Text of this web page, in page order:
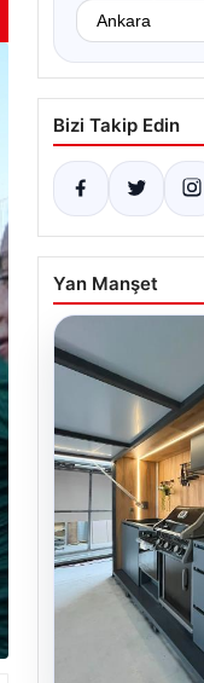
Bizi Takip Edin
Yan Manşet